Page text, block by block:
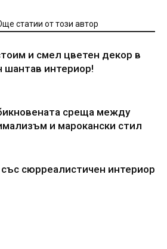
статии от този автор
и смел цветен декор в
шантав интериор!
среща между
и марокански стил
сюрреалистичен интериор